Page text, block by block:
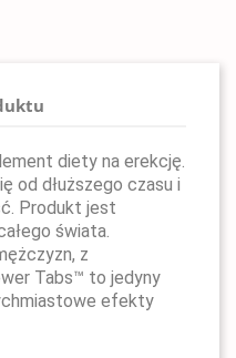
diety na erekcję.
od dłuższego czasu i
Produkt jest
świata.
z
Tabs™ to jedyny
efekty